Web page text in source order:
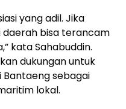
yang adil. Jika
daerah bisa terancam
kata Sahabuddin.
dukungan untuk
Bantaeng sebagai
lokal.